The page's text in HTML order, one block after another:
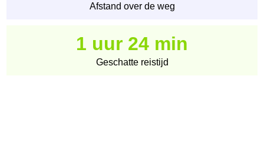
Afstand over de weg
1 uur 24 min
Geschatte reistijd